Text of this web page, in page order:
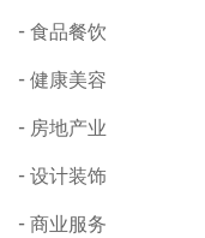
食品餐饮
健康美容
房地产业
设计装饰
商业服务